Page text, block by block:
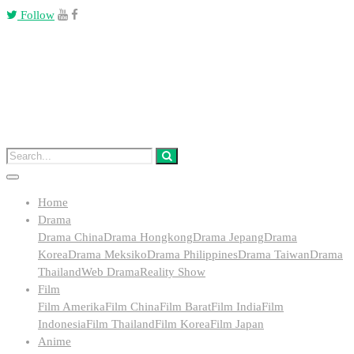
Follow
Home
Drama
Drama ChinaDrama HongkongDrama JepangDrama
KoreaDrama MeksikoDrama PhilippinesDrama TaiwanDrama
ThailandWeb DramaReality Show
Film
Film AmerikaFilm ChinaFilm BaratFilm IndiaFilm
IndonesiaFilm ThailandFilm KoreaFilm Japan
Anime